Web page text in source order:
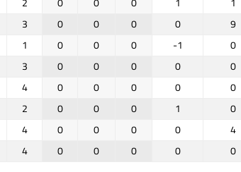
3 0 0 0 0 9
1 0 0 0 -1 0
3 0 0 0 0 0
4 0 0 0 0 0
2 0 0 0 1 0
4 0 0 0 0 4
4 0 0 0 0 0